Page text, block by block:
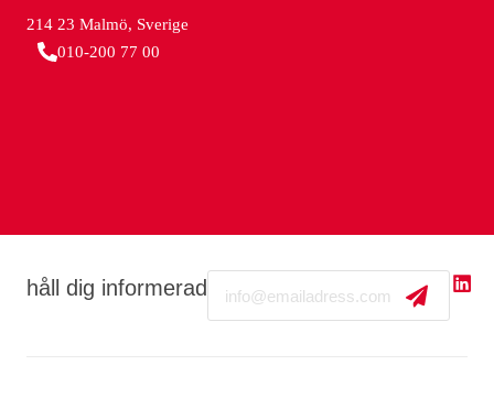
håll dig informerad
214 23 Malmö, Sverige
010-200 77 00